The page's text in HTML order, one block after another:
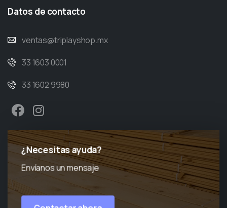
Datos de contacto
ventas@triplayshop.mx
33 1603 0001
33 1602 9980
¿Necesitas ayuda?
Envíanos un mensaje